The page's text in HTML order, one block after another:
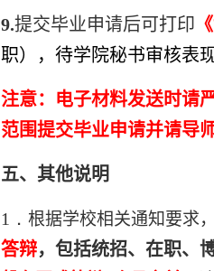
9.提交毕业申请后可打印
职）
，待学院秘书审核表
注意：电子材料发送时请
范围提交毕业申请并请导
五、其他说明
1． 根据学校相关通知要求，
答辩，包括统招、在职、